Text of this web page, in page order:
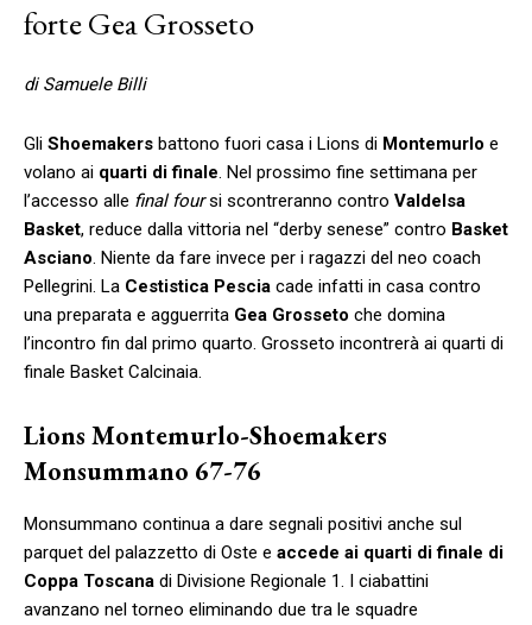
forte Gea Grosseto
di Samuele Billi
Gli Shoemakers battono fuori casa i Lions di Montemurlo e
volano ai quarti di finale. Nel prossimo fine settimana per
l’accesso alle final foursi scontreranno contro Valdelsa
Basket, reduce dalla vittoria nel “derby senese” contro Basket
Asciano. Niente da fare invece per i ragazzi del neo coach
Pellegrini. La Cestistica Pescia cade infatti in casa contro
una preparata e agguerrita Gea Grosseto che domina
l’incontro fin dal primo quarto. Grosseto incontrerà ai quarti di
finale Basket Calcinaia.
Lions Montemurlo-Shoemakers
Monsummano 67-76
Monsummano continua a dare segnali positivi anche sul
parquet del palazzetto di Oste e accede ai quarti di finale di
Coppa Toscana di Divisione Regionale 1. I ciabattini
avanzano nel torneo eliminando due tra le squadre